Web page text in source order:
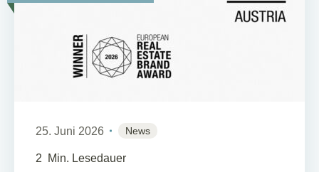
25. Juni 2026 News
2 Min. Lesedauer